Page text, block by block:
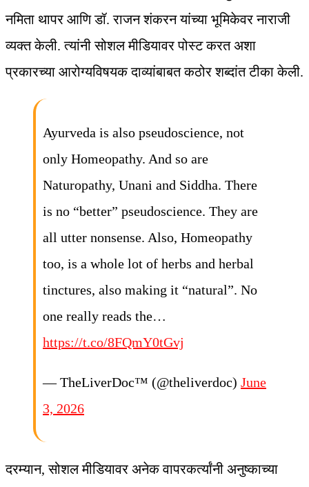
नमिता थापर आणि डॉ. राजन शंकरन यांच्या भूमिकेवर नाराजी
व्यक्त केली. त्यांनी सोशल मीडियावर पोस्ट करत अशा
प्रकारच्या आरोग्यविषयक दाव्यांबाबत कठोर शब्दांत टीका केली.
Ayurveda is also pseudoscience, not
only Homeopathy. And so are
Naturopathy, Unani and Siddha. There
is no “better” pseudoscience. They are
all utter nonsense. Also, Homeopathy
too, is a whole lot of herbs and herbal
tinctures, also making it “natural”. No
one really reads the…
https://t.co/8FQmY0tGvj
— TheLiverDoc™ (@theliverdoc) June
3, 2026
दरम्यान, सोशल मीडियावर अनेक वापरकर्त्यांनी अनुष्काच्या